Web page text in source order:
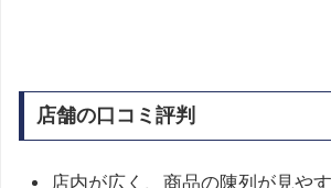
店舗の口コミ評判
店内が広く、商品の陳列が見やす